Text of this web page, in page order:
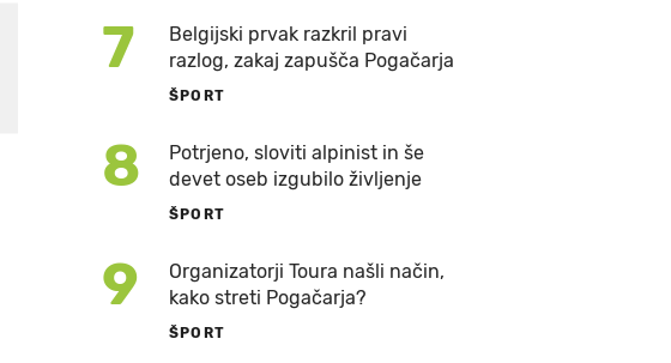
7
Belgijski prvak razkril pravi
razlog, zakaj zapušča Pogačarja
ŠPORT
8
Potrjeno, sloviti alpinist in še
devet oseb izgubilo življenje
ŠPORT
9
Organizatorji Toura našli način,
kako streti Pogačarja?
ŠPORT